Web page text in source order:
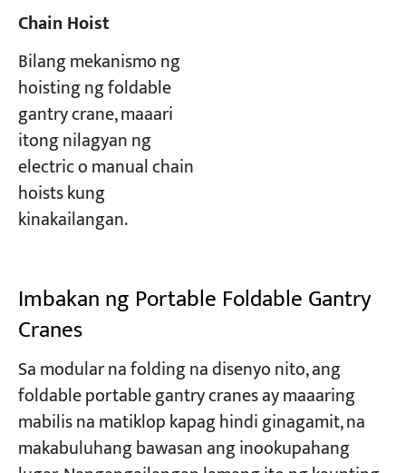
Chain Hoist
Bilang mekanismo ng
hoisting ng foldable
gantry crane, maaari
itong nilagyan ng
electric o manual chain
hoists kung
kinakailangan.
Imbakan ng Portable Foldable Gantry
Cranes
Sa modular na folding na disenyo nito, ang
foldable portable gantry cranes ay maaaring
mabilis na matiklop kapag hindi ginagamit, na
makabuluhang bawasan ang inookupahang